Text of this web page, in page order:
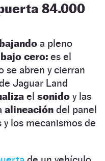
84.000
a pleno
cero: es el
se abren y cierran
Jaguar Land
el sonido y las
alineación del panel
y los mecanismos de